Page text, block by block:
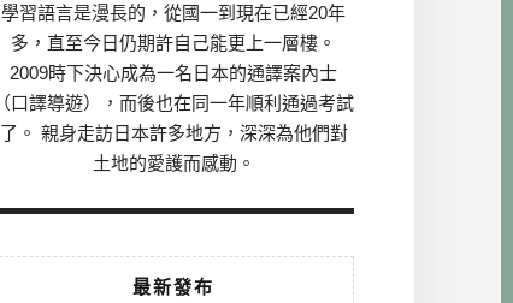
學習語言是漫長的，從國一到現在已經20年
多，直至今日仍期許自己能更上一層樓。
2009時下決心成為一名日本的通譯案內士
（口譯導遊），而後也在同一年順利通過考試
了。 親身走訪日本許多地方，深深為他們對
土地的愛護而感動。
最新發布